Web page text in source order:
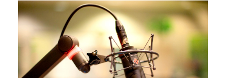
Imagen